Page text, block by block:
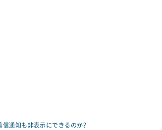
通知も非表示にできるのか?